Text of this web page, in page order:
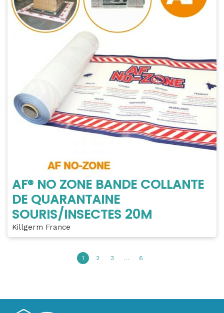
AF® NO ZONE BANDE COLLANTE
DE QUARANTAINE
SOURIS/INSECTES 20M
Killgerm France
1 2 3 … 6